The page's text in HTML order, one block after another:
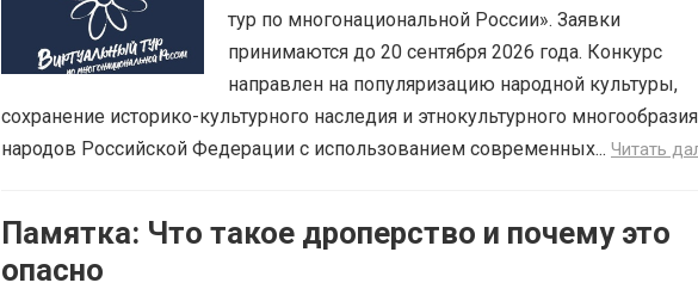
тур по многонациональной России». Заявки
принимаются до 20 сентября 2026 года. Конкурс
направлен на популяризацию народной культуры,
сохранение историко-культурного наследия и этнокультурного многообразия
народов Российской Федерации с использованием современных... Читать
Памятка: Что такое дроперство и почему это
опасно